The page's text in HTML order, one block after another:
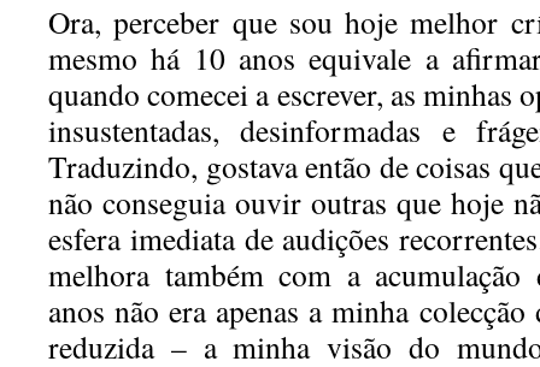
Ora, perceber que sou hoje melhor
mesmo há 10 anos equivale a
quando comecei a escrever, as minhas
insustentadas, desinformadas e
Traduzindo, gostava então de coisas
não conseguia ouvir outras que hoje
esfera imediata de audições
melhora também com a
anos não era apenas a minha
reduzida – a minha visão do